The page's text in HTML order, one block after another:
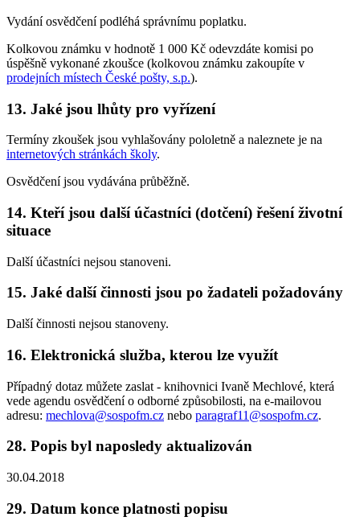
Vydání osvědčení podléhá správnímu poplatku.
Kolkovou známku v hodnotě 1 000 Kč odevzdáte komisi po
úspěšně vykonané zkoušce (kolkovou známku zakoupíte v
prodejních místech České pošty, s.p.).
13. Jaké jsou lhůty pro vyřízení
Termíny zkoušek jsou vyhlašovány pololetně a naleznete je na
internetových stránkách školy.
Osvědčení jsou vydávána průběžně.
14. Kteří jsou další účastníci (dotčení) řešení životní
situace
Další účastníci nejsou stanoveni.
15. Jaké další činnosti jsou po žadateli požadovány
Další činnosti nejsou stanoveny.
16. Elektronická služba, kterou lze využít
Případný dotaz můžete zaslat - knihovnici Ivaně Mechlové, která
vede agendu osvědčení o odborné způsobilosti, na e-mailovou
adresu: mechlova@sospofm.cz nebo paragraf11@sospofm.cz.
28. Popis byl naposledy aktualizován
30.04.2018
29. Datum konce platnosti popisu